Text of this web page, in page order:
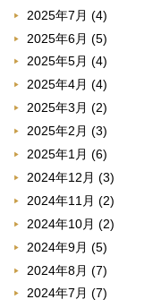
2025年7月 (4)
2025年6月 (5)
2025年5月 (4)
2025年4月 (4)
2025年3月 (2)
2025年2月 (3)
2025年1月 (6)
2024年12月 (3)
2024年11月 (2)
2024年10月 (2)
2024年9月 (5)
2024年8月 (7)
2024年7月 (7)